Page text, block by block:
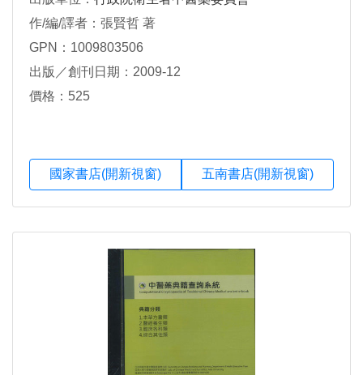
作/編/譯者：張賢哲 著
GPN：1009803506
出版／創刊日期：2009-12
價格：525
國家書店(開新視窗) 五南書店(開新視窗)